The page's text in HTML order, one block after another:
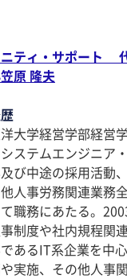
ティ・サポート
原 隆夫
大学経営学部経営
ステムエンジニア
び中途の採用活動
人事労務関連業務
職務にあたる。
制度や社内規程関
あるIT系企業を中
実施、その他人事